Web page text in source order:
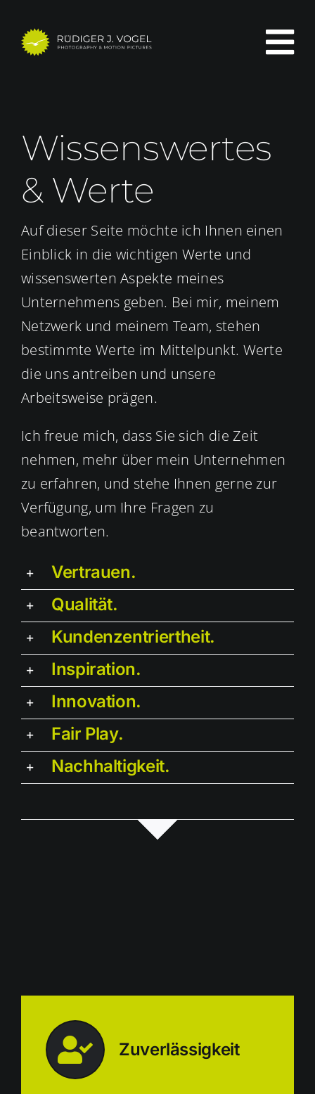
Inhalt
Wissenswertes
& Werte
Auf dieser Seite möchte ich Ihnen einen
Einblick in die wichtigen Werte und
wissenswerten Aspekte meines
Unternehmens geben. Bei mir, meinem
Netzwerk und meinem Team, stehen
bestimmte Werte im Mittelpunkt. Werte
die uns antreiben und unsere
Arbeitsweise prägen.
Ich freue mich, dass Sie sich die Zeit
nehmen, mehr über mein Unternehmen
zu erfahren, und stehe Ihnen gerne zur
Verfügung, um Ihre Fragen zu
beantworten.
Vertrauen.
Qualität.
Kundenzentriertheit.
Inspiration.
Innovation.
Fair Play.
Nachhaltigkeit.
Zuverlässigkeit